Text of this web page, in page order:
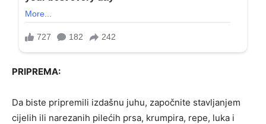
PRIPREMA:
Da biste pripremili izdašnu juhu, započnite stavljanjem
cijelih ili narezanih pilećih prsa, krumpira, repe, luka i